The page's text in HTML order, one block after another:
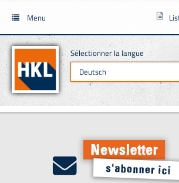
Sélectionner la langue
Menu